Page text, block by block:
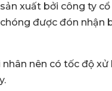
xuất bởi công ty
được đón nhận
nên có tốc độ xử